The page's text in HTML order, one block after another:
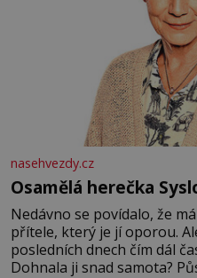
nasehvezdy.cz
Osamělá herečka
Nedávno se povídalo, že
přítele, který je jí oporou.
posledních dnech čím dál
Dohnala ji snad samota?